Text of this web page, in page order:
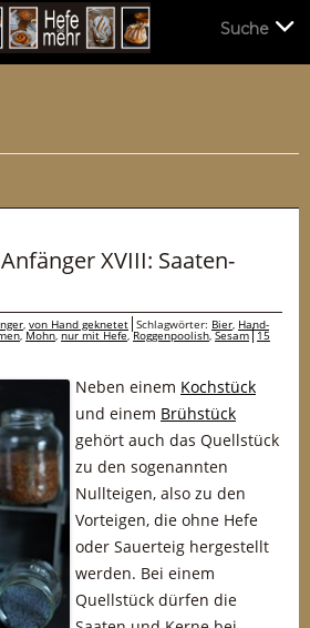
XVIII: Saaten-
, von Hand geknetet Schlagwörter: Bier, Hand-
, Mohn,nur mit Hefe,Roggenpoolish,Sesam 15
Neben einem Kochstück
und einem Brühstück
gehört auch das Quellstück
zu den sogenannten
Nullteigen, also zu den
Vorteigen, die ohne Hefe
oder Sauerteig hergestellt
werden. Bei einem
Quellstück dürfen die
Suche
Suche